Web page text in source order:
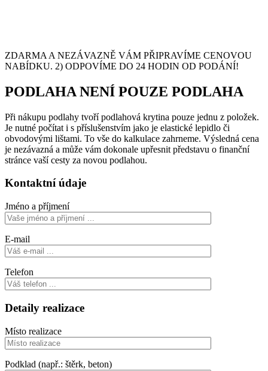
ZDARMA A NEZÁVAZNĚ VÁM PŘIPRAVÍME CENOVOU
NABÍDKU. 2) ODPOVÍME DO 24 HODIN OD PODÁNÍ!
PODLAHA NENÍ POUZE PODLAHA
Při nákupu podlahy tvoří podlahová krytina pouze jednu z položek.
Je nutné počítat i s příslušenstvím jako je elastické lepidlo či
obvodovými lištami. To vše do kalkulace zahrneme. Výsledná cena
je nezávazná a může vám dokonale upřesnit představu o finanční
stránce vaší cesty za novou podlahou.
Kontaktní údaje
Jméno a příjmení
E-mail
Telefon
Detaily realizace
Místo realizace
Podklad (např.: štěrk, beton)